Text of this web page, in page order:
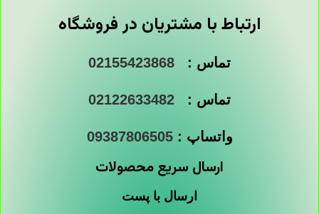
ارتباط با مشتریان در فروشگاه
تماس : 02155423868
تماس : 02122633482
واتساپ :09387806505
ارسال سریع محصولات
ارسال با پست